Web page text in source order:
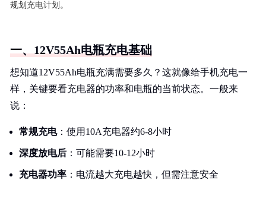
规划充电计划。
一、12V55Ah电瓶充电基础
想知道12V55Ah电瓶充满需要多久？这就像给手机充电一
样，关键要看充电器的功率和电瓶的当前状态。一般来
说：
常规充电：使用10A充电器约6-8小时
深度放电后 ：可能需要10-12小时
充电器功率 ：电流越大充电越快，但需注意安全